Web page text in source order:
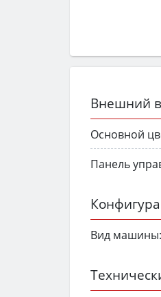
Внешний
Основной
Панель
Вид машины: